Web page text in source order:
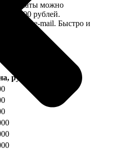
можно
25 000 рублей.
по e-mail. Быстро и
руб.